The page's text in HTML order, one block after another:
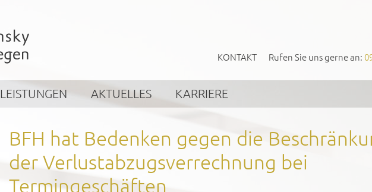
Rufen Sie uns gerne an:
KONTAKT
LEISTUNGEN AKTUELLES KARRIERE
BFH hat Bedenken gegen die
der Verlustabzugsverrechnung bei
Termingeschäften